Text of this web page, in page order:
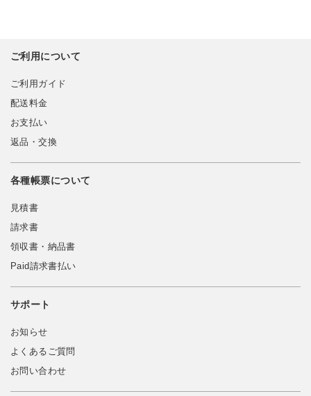
ご利用について
ご利用ガイド
配送料金
お支払い
返品・交換
各種帳票について
見積書
請求書
領収書・納品書
Paid請求書払い
サポート
お知らせ
よくあるご質問
お問い合わせ